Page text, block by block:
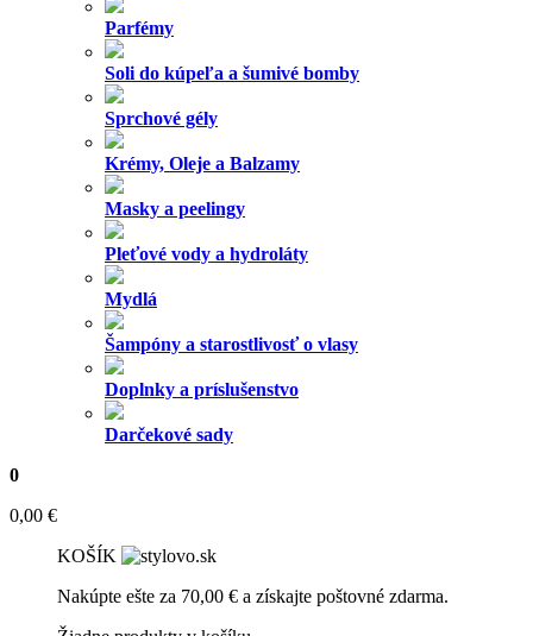
Akcie a zľavy»
» Millefiori, MILANO, Osviežovač vzduchu Lemon Grass
Millefiori, MILANO,
Osviežovač vzduchu Lemon
Hodnotenie 5.00
recenzia zákazníka)
-30%
Quantity
Katalógové číslo:
7SRLG
Kategórií:Akcie a zľavy , Finálny výpredaj 30-80%,Interiérové
vône, Millefiori Milano,Osviežovače vzduchu